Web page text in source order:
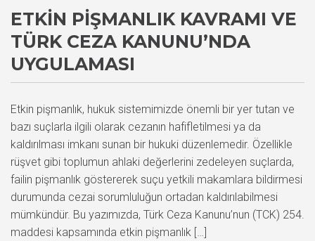
ETKIN PIŞMANLIK KAVRAMI VE
TÜRK CEZA KANUNU’NDA
UYGULAMASI
Etkin pişmanlık, hukuk sistemimizde önemli bir yer tutan ve
bazı suçlarla ilgili olarak cezanın hafifletilmesi ya da
kaldırılması imkanı sunan bir hukuki düzenlemedir. Özellikle
rüşvet gibi toplumun ahlaki değerlerini zedeleyen suçlarda,
failin pişmanlık göstererek suçu yetkili makamlara bildirmesi
durumunda cezai sorumluluğun ortadan kaldırılabilmesi
mümkündür. Bu yazımızda, Türk Ceza Kanunu’nun (TCK) 254.
maddesi kapsamında etkin pişmanlık […]